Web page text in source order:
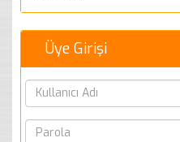
Üye Girişi